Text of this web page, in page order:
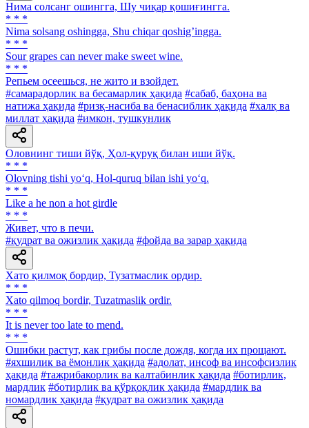
Нима солсанг ошингга, Шу чиқар қошиғингга.
* * *
Nima solsang oshingga, Shu chiqar qoshigʼingga.
* * *
Sour grapes can never make sweet wine.
* * *
Репьем осеешься, не жито и взойдет.
#самарадорлик ва бесамарлик ҳақида #сабаб, баҳона ва
натижа ҳақида #ризқ-насиба ва бенасиблик ҳақида #халқ ва
миллат ҳақида #имкон, тушкунлик
Оловнинг тиши йўқ, Ҳол-қуруқ билан иши йўқ.
* * *
Olovning tishi yo‘q, Hol-quruq bilan ishi yo‘q.
* * *
Like a he non a hot girdle
* * *
Живет, что в печи.
#қудрат ва ожизлик ҳақида #фойда ва зарар ҳақида
Хато қилмоқ бордир, Тузатмаслик ордир.
* * *
Xato qilmoq bordir, Tuzatmaslik ordir.
* * *
It is never too late to mend.
* * *
Ошибки растут, как грибы после дождя, когда их прощают.
#яхшилик ва ёмонлик ҳақида #адолат, инсоф ва инсофсизлик
ҳақида #тажрибакорлик ва калтабинлик ҳақида #ботирлик,
мардлик #ботирлик ва қўрқоқлик ҳақида #мардлик ва
номардлик ҳақида #қудрат ва ожизлик ҳақида